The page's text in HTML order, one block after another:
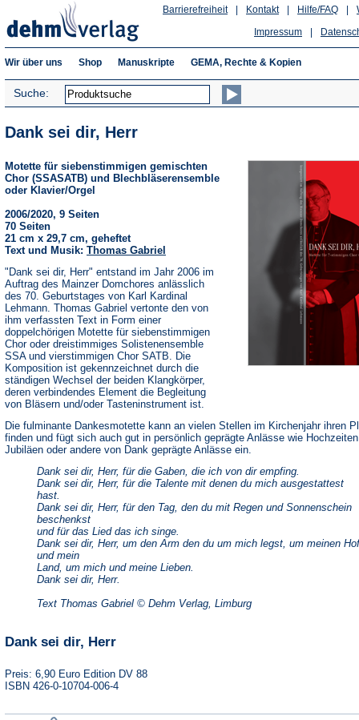
Hilfe/FAQ
Kontakt
Barrierefreiheit
Impressum
Wir über uns Shop Manuskripte GEMA, Rechte & Kopien
Suche:
Dank sei dir, Herr
Motette für siebenstimmigen gemischten
Chor (SSASATB) und Blechbläserensemble
oder Klavier/Orgel
2006/2020, 9 Seiten
70 Seiten
21 cm x 29,7 cm, geheftet
Text und Musik: Thomas Gabriel
"Dank sei dir, Herr" entstand im Jahr 2006 im
Auftrag des Mainzer Domchores anlässlich
des 70. Geburtstages von Karl Kardinal
Lehmann. Thomas Gabriel vertonte den von
ihm verfassten Text in Form einer
doppelchörigen Motette für siebenstimmigen
Chor oder dreistimmiges Solistenensemble
SSA und vierstimmigen Chor SATB. Die
Komposition ist gekennzeichnet durch die
ständigen Wechsel der beiden Klangkörper,
deren verbindendes Element die Begleitung
von Bläsern und/oder Tasteninstrument ist.
Die fulminante Dankesmotette kann an vielen Stellen im Kirchenjahr ihren
finden und fügt sich auch gut in persönlich geprägte Anlässe wie
Jubiläen oder andere von Dank geprägte Anlässe ein.
Dank sei dir, Herr, für die Gaben, die ich von dir empfing.
Dank sei dir, Herr, für die Talente mit denen du mich ausgestattest
hast.
Dank sei dir, Herr, für den Tag, den du mit Regen und Sonnenschein
beschenkst
und für das Lied das ich singe.
Dank sei dir, Herr, um den Arm den du um mich legst, um meinen Hof
und mein
Land, um mich und meine Lieben.
Dank sei dir, Herr.
Text Thomas Gabriel © Dehm Verlag, Limburg
Dank sei dir, Herr
Preis: 6,90 Euro Edition DV 88
ISBN 426-0-10704-006-4